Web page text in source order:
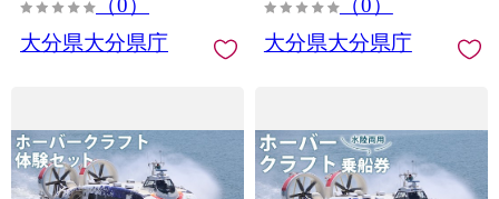
（0）
大分県大分県庁
（0）
大分県大分県庁